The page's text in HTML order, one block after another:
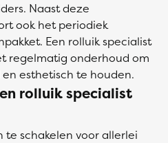
Naast deze
ook het periodiek
Een rolluik specialist
regelmatig onderhoud om
esthetisch te houden.
rolluik specialist
te schakelen voor allerlei